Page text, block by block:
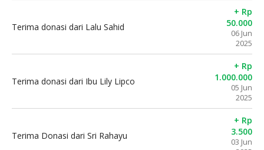
Terima donasi dari Lalu Sahid
+ Rp
50.000
06 Jun
2025
Terima donasi dari Ibu Lily Lipco
+ Rp
1.000.000
05 Jun
2025
Terima Donasi dari Sri Rahayu
+ Rp
3.500
03 Jun